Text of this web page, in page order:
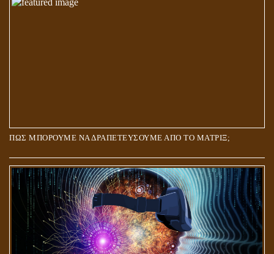
ΠΩΣ ΜΠΟΡΟΥΜΕ ΝΑ ΔΡΑΠΕΤΕΥΣΟΥΜΕ ΑΠΟ ΤΟ ΜΑΤΡΙΞ;